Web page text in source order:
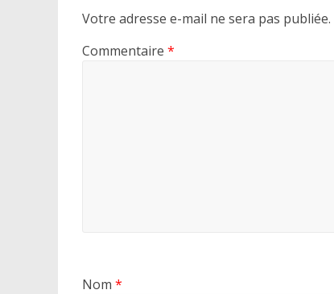
Votre adresse e-mail ne sera pas publiée.
Commentaire *
Nom *